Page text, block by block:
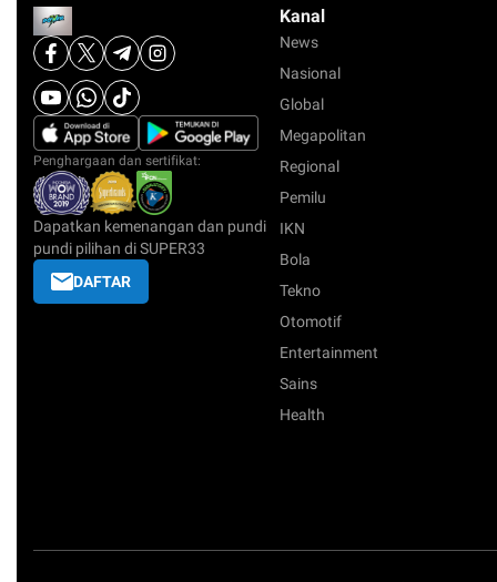
Penghargaan dan sertifikat:
Dapatkan kemenangan dan pundi
pundi pilihan di SUPER33
DAFTAR
Kanal
News
Nasional
Global
Megapolitan
Regional
Pemilu
IKN
Bola
Tekno
Otomotif
Entertainment
Sains
Health